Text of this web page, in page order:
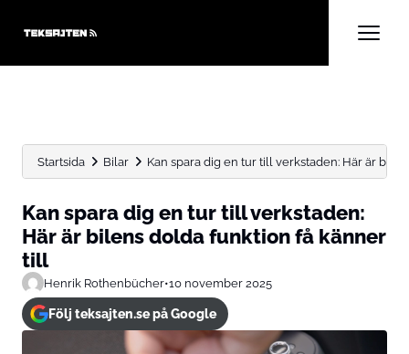
Startsida Bilar Kan spara dig en tur till verkstaden: Här är
Kan spara dig en tur till verkstaden:
Här är bilens dolda funktion få känner
till
Henrik Rothenbücher•10 november 2025
Följ teksajten.se på Google